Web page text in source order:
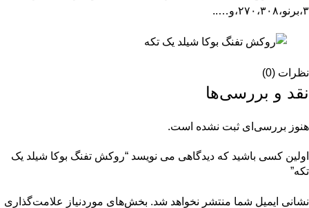
۳،برنو،۲۷۰،۳۰۸،و…..
نظرات (0)
نقد و بررسی‌ها
هنوز بررسی‌ای ثبت نشده است.
اولین کسی باشید که دیدگاهی می نویسد “روکش تفنگ بوکا شیلد یک
تکه”
نشانی ایمیل شما منتشر نخواهد شد. بخش‌های موردنیاز علامت‌گذاری